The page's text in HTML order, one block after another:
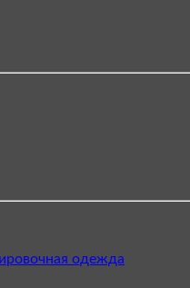
одежда